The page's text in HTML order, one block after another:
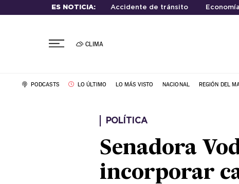
ES NOTICIA: Accidente de tránsito Economía
CLIMA
PODCASTS LO ÚLTIMO LO MÁS VISTO NACIONAL REGIÓN DEL
POLÍTICA
Senadora
incorporar